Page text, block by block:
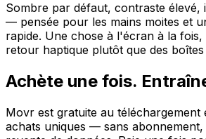
Sombre par défaut, contraste élevé,
— pensée pour les mains moites et
rapide. Une chose à l'écran à la
retour haptique plutôt que des boîtes
Achète une fois.
Movr est gratuite au téléchargement
achats uniques — sans abonnement,